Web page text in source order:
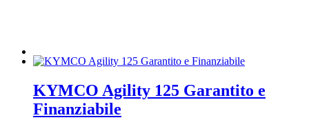
KYMCO Agility 125 Garantito e
Finanziabile